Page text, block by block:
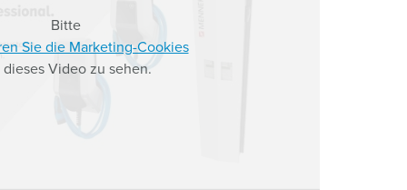
Bitte
Sie die Marketing-Cookies
dieses Video zu sehen.